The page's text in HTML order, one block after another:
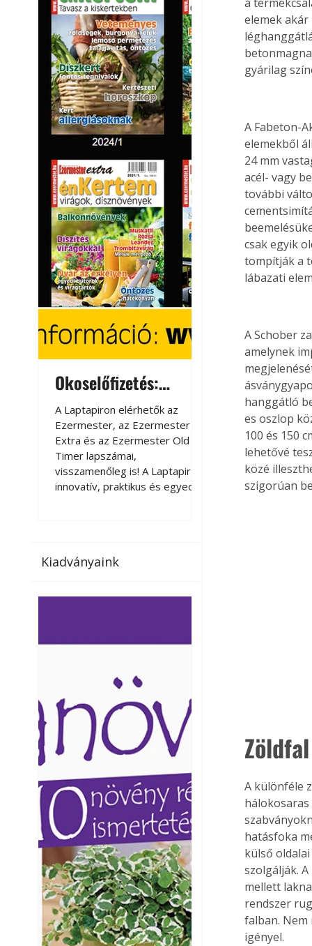
Okoselőfizetés:
Ezermester Extra
A Laptapiron elérhetők az
Ezermester, az Ezermester
Extra és az Ezermester Old
Timer lapszámai,
visszamenőleg is! A Laptapir új,
innovatív, praktikus és egyedi
az otthonában, útközben vagy
elérhetők lapszámaink. Bárhol,
Okoselőfizetés
A Laptapiron
Ezermester, az
Extra és az
Timer lapszámai,
visszamenőleg is! A
innovatív, praktikus
Kiadványaink
elemek akár
gyárilag
A Fabeton-
elemekből
24 mm
acél- vagy
további
csak egyik
tompítják a
lábazati
A Schober
amelynek
hanggátló
es oszlop
100 és 150
lehetővé
közé
szigorúan
Zöldfal
A különféle
hatásfoka
külső
szolgálják.
mellett
rendszer
falban. Nem
igényel.